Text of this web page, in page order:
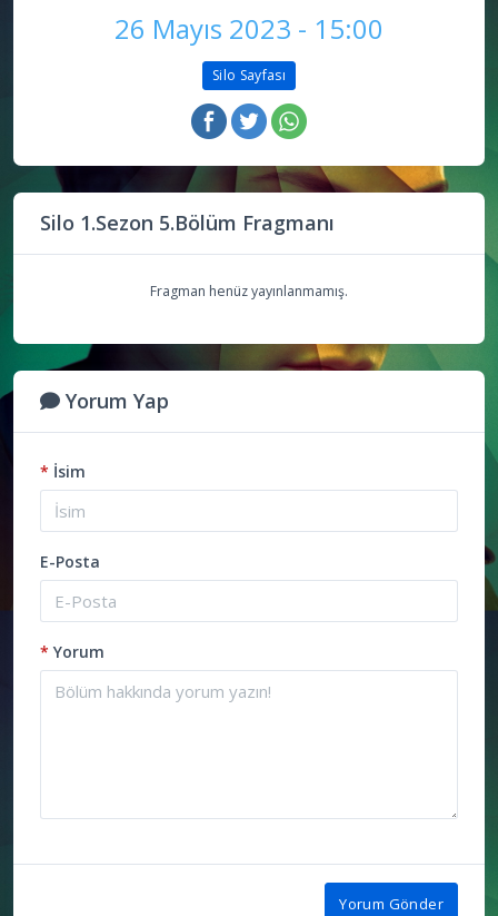
26 Mayıs 2023 - 15:00
Silo Sayfası
Silo 1.Sezon 5.Bölüm Fragmanı
Fragman henüz yayınlanmamış.
Yorum Yap
* İsim
E-Posta
* Yorum
Yorum Gönder